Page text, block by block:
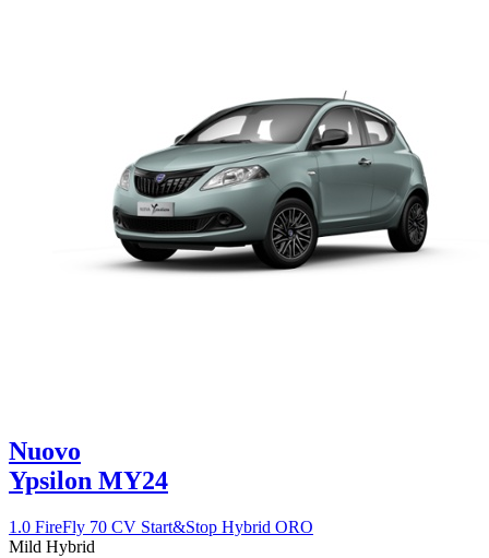
Nuovo
Ypsilon MY24
1.0 FireFly 70 CV Start&Stop Hybrid ORO
Mild Hybrid